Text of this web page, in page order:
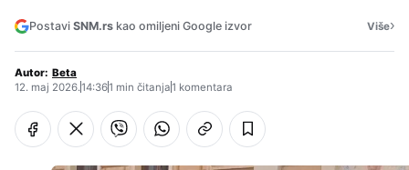
Postavi SNM.rs kao omiljeni Google izvor Više›
Autor: Beta
12. maj 2026.14:361 min čitanja1 komentara